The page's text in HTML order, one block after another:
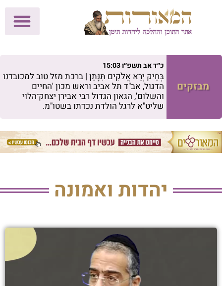
מבזקים
כ״ד אב תשפ״ו 15:03
בְּחֵיק יְרֵא אֱלֹקִים תִּנָּתֵן | ברכת מזל טוב למכובדנו
הדגול, אב"ד תל אביב וראש מכון 'החיים
והשלום', הגאון הגדול רבי אבירן יצחק־הלוי
שליט"א לרגל הולדת נכדתו בשטו"מ.
יהדות ואמונה